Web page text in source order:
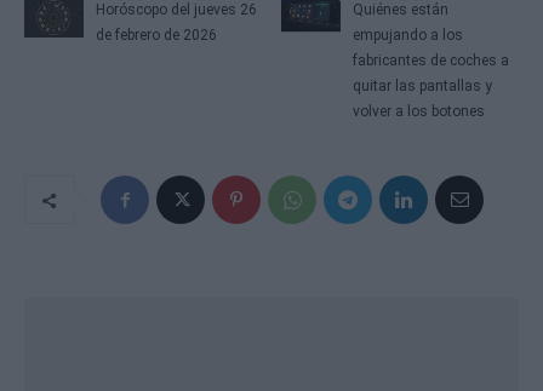
Horóscopo del jueves 26
de febrero de 2026
Quiénes están
empujando a los
fabricantes de coches a
quitar las pantallas y
volver a los botones